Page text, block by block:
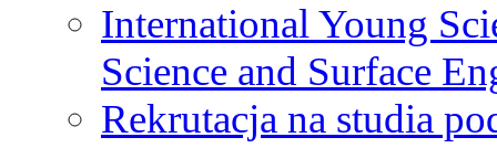
International Young
Science and Surface
Rekrutacja na studia